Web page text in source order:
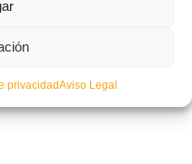
privacidadAviso Legal